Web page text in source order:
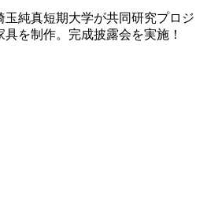
玉純真短期大学が共同研究プロジ
具を制作。完成披露会を実施！